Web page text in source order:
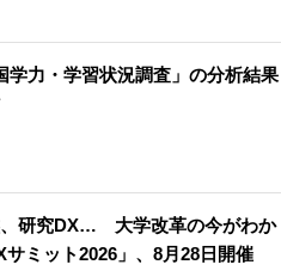
学力・学習状況調査」の分析結果
、研究DX… 大学改革の今がわか
サミット2026」、8月28日開催